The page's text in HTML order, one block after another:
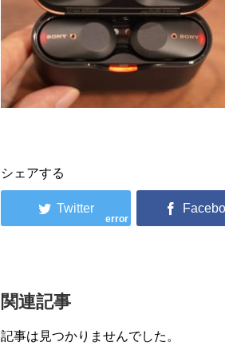
シェアする
error
関連記事
記事は見つかりませんでした。